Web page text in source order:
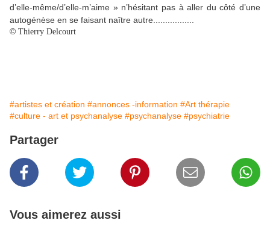
d’elle-même/d’elle-m’aime » n’hésitant pas à aller du côté d’une
autogénèse en se faisant naître autre.................
© Thierry Delcourt
#artistes et création #annonces -information #Art thérapie
#culture - art et psychanalyse #psychanalyse #psychiatrie
Partager
Vous aimerez aussi